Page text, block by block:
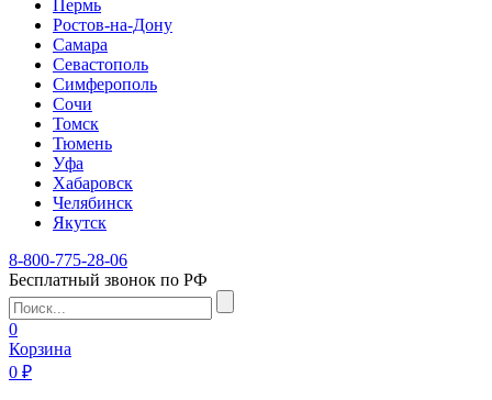
Пермь
Ростов-на-Дону
Самара
Севастополь
Симферополь
Сочи
Томск
Тюмень
Уфа
Хабаровск
Челябинск
Якутск
8-800-775-28-06
Бесплатный звонок по РФ
0
Корзина
0 ₽